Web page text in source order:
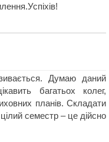
Думаю даний
багатьох колег,
планів. Складати
семестр – це дійсно